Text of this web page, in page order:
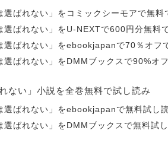
選ばれない」をコミックシーモアで無料
選ばれない」をU-NEXTで600円分無料
選ばれない」をebookjapanで70％オフ
選ばれない」をDMMブックスで90%オ
ない」小説を全巻無料で試し読み
選ばれない」をebookjapanで無料試し
選ばれない」をDMMブックスで無料試